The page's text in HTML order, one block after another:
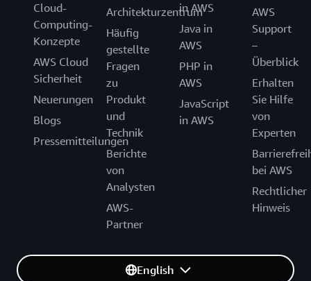
Cloud-
Computing-
Konzepte
AWS Cloud
Sicherheit
Neuerungen
Blogs
Pressemitteilungen
Architekturzentrum
Häufig
gestellte
Fragen
zu
Produkt
und
Technik
Berichte
von
Analysten
AWS-
Partner
in AWS
Java in
AWS
PHP in
AWS
JavaScript
in AWS
AWS
Support
–
Überblick
Erhalten
Sie Hilfe
von
Experten
bei AWS
Rechtlicher
Hinweis
English